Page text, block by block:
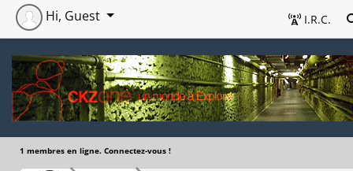
I.R.C.
Hi, Guest
1 membres en ligne. Connectez-vous !